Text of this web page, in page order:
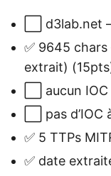
⬜ d3lab.net
✅ 9645
extrait)
⬜ aucun
⬜ pas
✅ 5 TTPs
✅ date